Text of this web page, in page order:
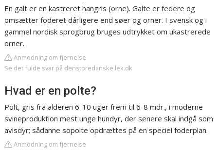
En galt er en kastreret hangris (orne). Galte er federe og
omsætter foderet dårligere end søer og orner. I svensk og i
gammel nordisk sprogbrug bruges udtrykket om ukastrerede
orner.
Anmodning om fjernelse
Se det fulde svar på denstoredanske.lex.dk
Hvad er en polte?
Polt, gris fra alderen 6-10 uger frem til 6-8 mdr., i moderne
svineproduktion mest unge hundyr, der senere skal indgå som
avlsdyr; sådanne sopolte opdrættes på en speciel foderplan.
Anmodning om fjernelse